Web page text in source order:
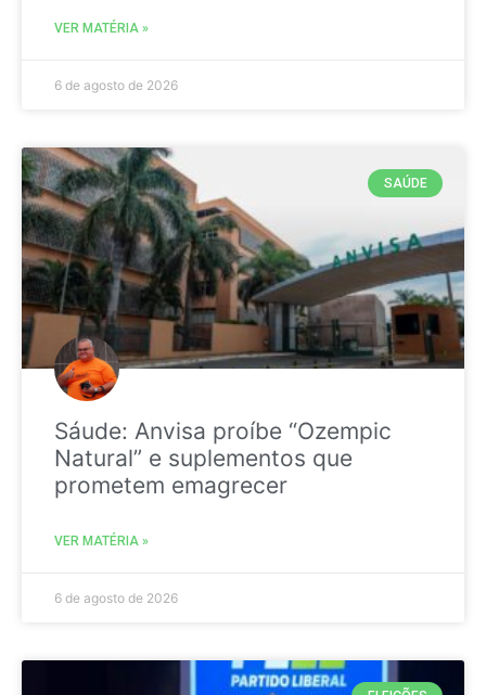
VER MATÉRIA »
6 de agosto de 2026
SAÚDE
Sáude: Anvisa proíbe “Ozempic
Natural” e suplementos que
prometem emagrecer
VER MATÉRIA »
6 de agosto de 2026